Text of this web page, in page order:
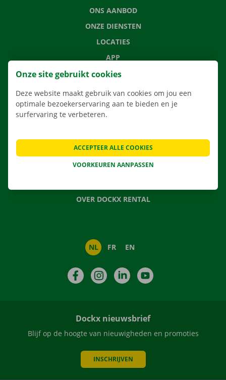
ONS AANBOD
ONZE DIENSTEN
LOCATIES
APP
VERHUISOPLOSSINGEN
NIEUWS
CADEAUBON
OVER DOCKX RENTAL
NL FR EN
FacebookInstagramLinkedIn
Dockx nieuwsbrief
Blijf op de hoogte van nieuwigheden en promoties
INSCHRIJVEN
Onze site gebruikt cookies
Deze website maakt gebruik van cookies om jou een
optimale bezoekerservaring aan te bieden en je
surfervaring te verbeteren.
VOORKEUREN AANPASSEN
ACCEPTEER ALLE COOKIES